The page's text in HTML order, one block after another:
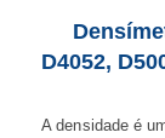
D4052,
A densidade é